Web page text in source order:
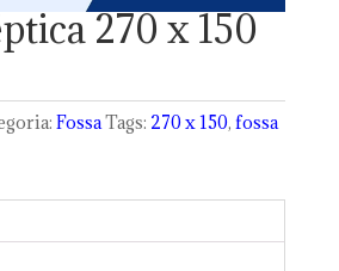
270 x 150
FossaTags: 270 x 150, fossa